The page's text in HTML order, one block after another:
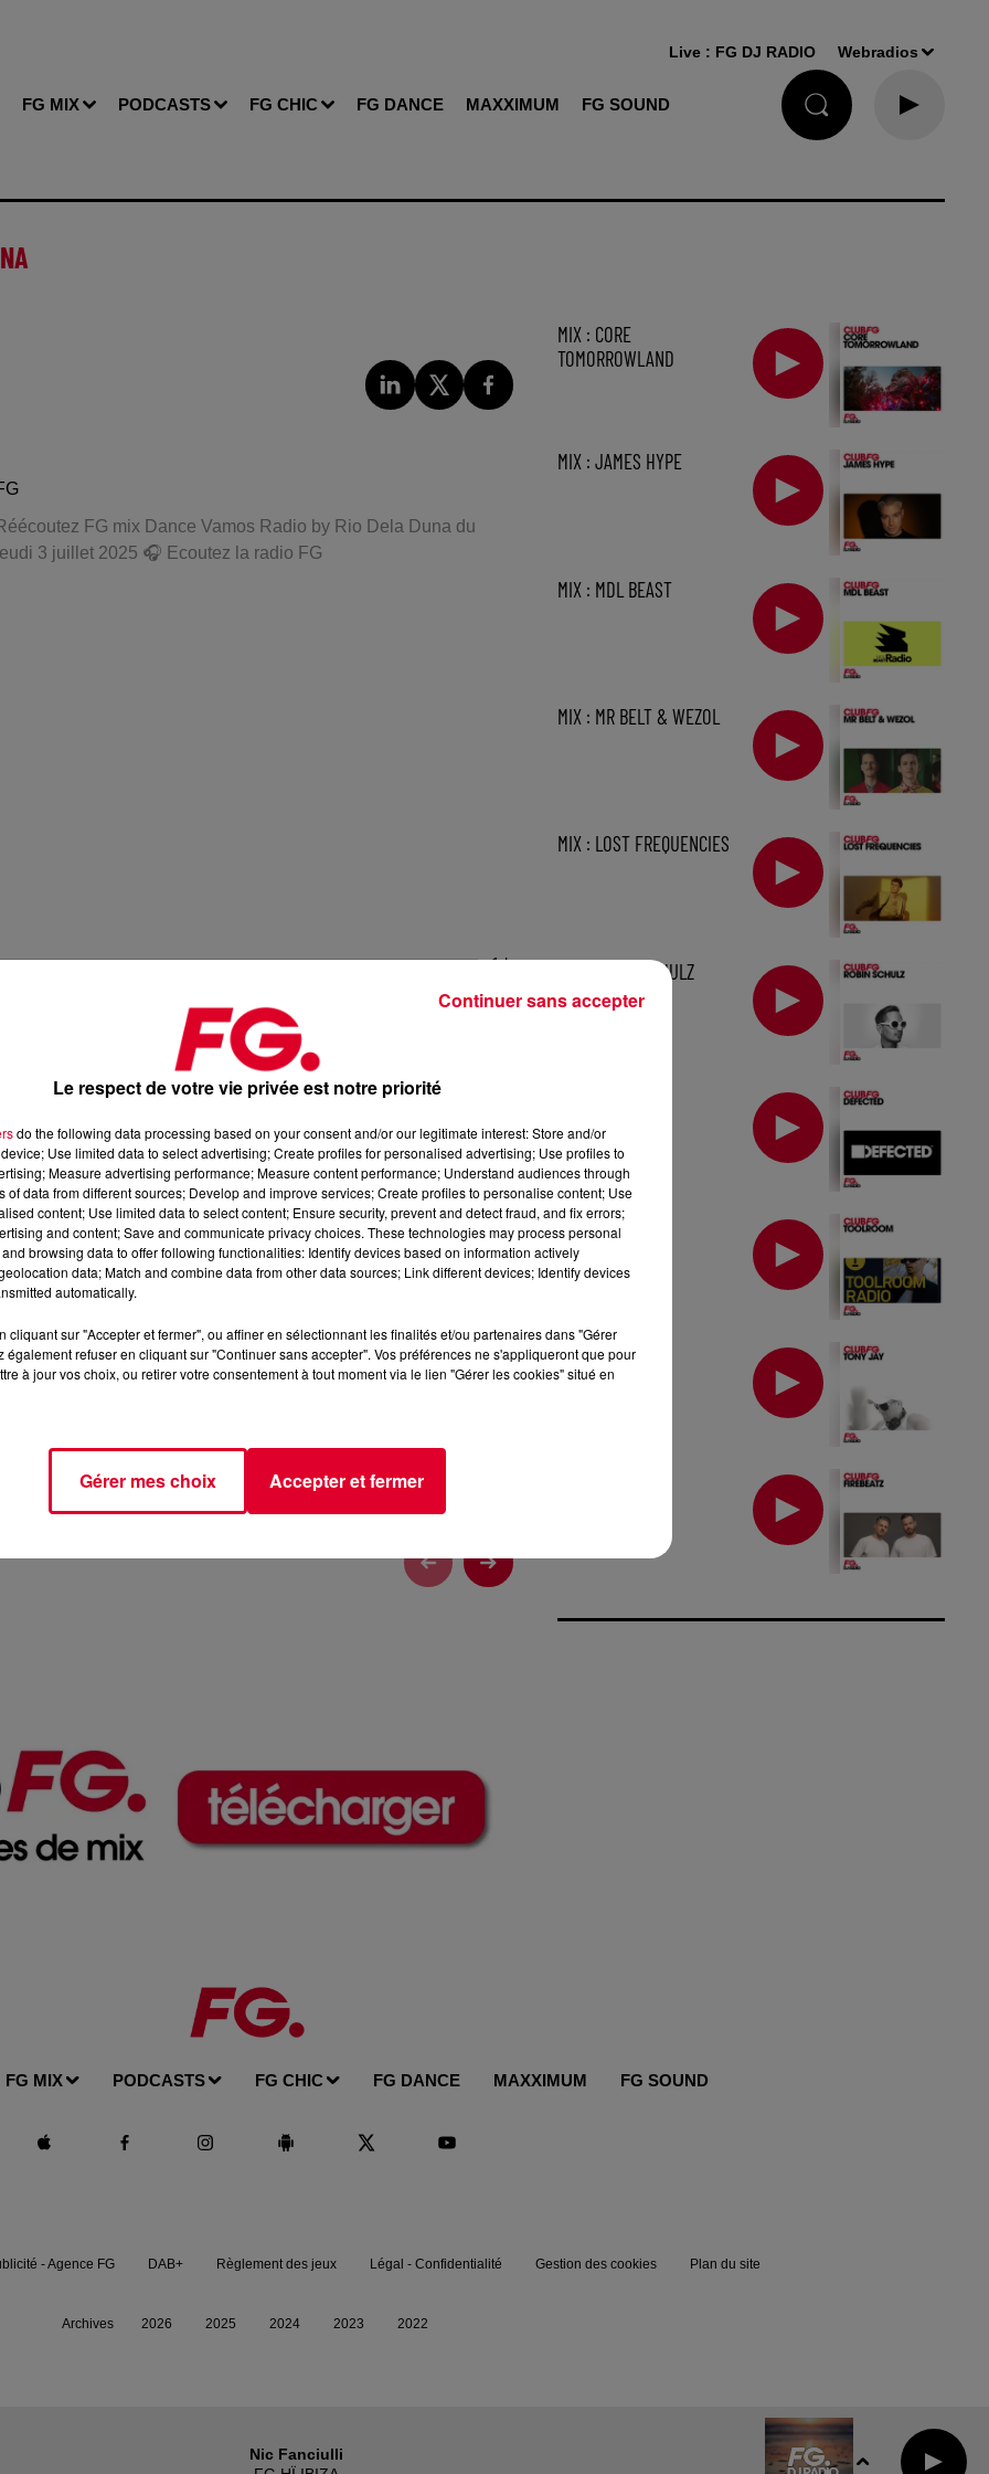
FG MIX PODCASTS FG CHIC FG DANCE MAXXIMUM FG SOUND
Live : FG DJ RADIO Webradios
FG mix Dance Vamos Radio by Rio Dela Duna du
3 juillet 2025 🎧 Ecoutez la radio FG
1 h
du jeudi 3 juillet 2025
, 📱 et sur l’Application FG (IOShttps://urlz.fr/hhZxGoogle
rave et tech-house
MIX : CORE
TOMORROWLAND
MIX : JAMES HYPE
MIX : MDL BEAST
MIX : MR BELT & WEZOL
MIX : LOST FREQUENCIES
MIX : ROBIN SCHULZ
MIX : TOOLROOM
MIX : TONY JAY
FG MIX PODCASTS FG CHIC FG DANCE MAXXIMUM FG SOUND
Nic Fanciulli
- Agence FG DAB+ Règlement des jeux Légal - Confidentialité Gestion des cookies Plan du site
Archives 2026 2025 2024 2023 2022
Le respect de votre vie privée est notre priorité
do the following data processing based on your consent and/or our legitimate interest: Store and/or
Use limited data to select advertising; Create profiles for personalised advertising; Use profiles to
Measure advertising performance; Measure content performance; Understand audiences through
of data from different sources; Develop and improve services; Create profiles to personalise content; Use
content; Use limited data to select content; Ensure security, prevent and detect fraud, and fix errors;
and content; Save and communicate privacy choices. These technologies may process personal
browsing data to offer following functionalities: Identify devices based on information actively
data; Match and combine data from other data sources; Link different devices; Identify devices
automatically.
cliquant sur "Accepter et fermer", ou affiner en sélectionnant les finalités et/ou partenaires dans "Gérer
également refuser en cliquant sur "Continuer sans accepter". Vos préférences ne s'appliqueront que pour
à jour vos choix, ou retirer votre consentement à tout moment via le lien "Gérer les cookies" situé en
Gérer mes choix Accepter et fermer
Continuer sans accepter